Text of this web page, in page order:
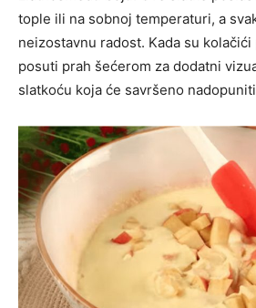
tople ili na sobnoj temperaturi, a
neizostavnu radost. Kada su
posuti prah šećerom za dodatni
slatkoću koja će savršeno